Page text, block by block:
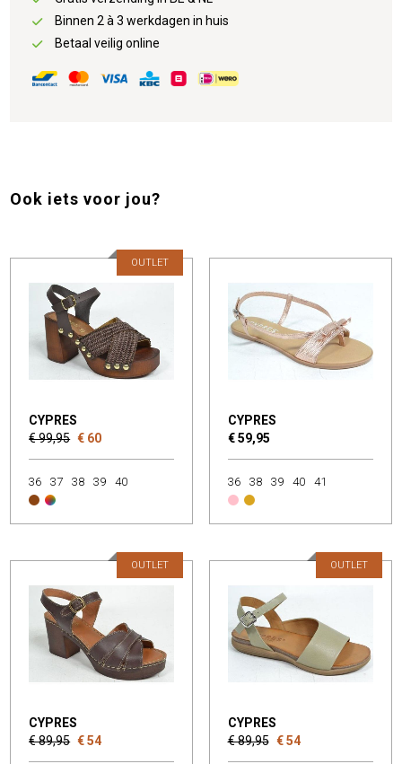
Binnen 2 à 3 werkdagen in huis
Betaal veilig online
Ook iets voor jou?
CYPRES
€ 99,95 € 60
OUTLET
36 37 38 39 40
CYPRES
€ 59,95
36 38 39 40 41
CYPRES
€ 89,95 € 54
OUTLET
CYPRES
€ 89,95 € 54
OUTLET